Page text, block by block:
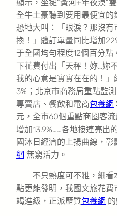
顯示，坐擁“黃河+年夜漠”
全牛土豪聽到要用最便宜
恐地大叫：「眼淚？那沒
換！」體訂單量同比增加
于全國均勻程度12個百分點
下花費付出「天秤！妳…妳
我的心意是實實在在的！
3%；北京市商務局重點監
專賣店、餐飲和電商包養網
元，全市60個重點商圈客
增加13.9%……各地接連亮出
國沐日經濟的上揚曲線，
網 無窮活力。
不只熱度可不雅，細
點更能發明，我國文旅花
竭進級，正派歷質包養網